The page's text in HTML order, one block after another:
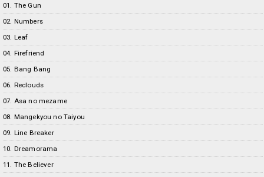
01. The Gun
02. Numbers
03. Leaf
04. Firefriend
05. Bang Bang
06. Reclouds
07. Asa no mezame
08. Mangekyou no Taiyou
09. Line Breaker
10. Dreamorama
11. The Believer